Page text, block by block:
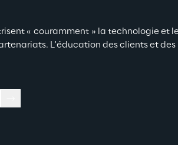
« couramment » la technologie et
L'éducation des clients et